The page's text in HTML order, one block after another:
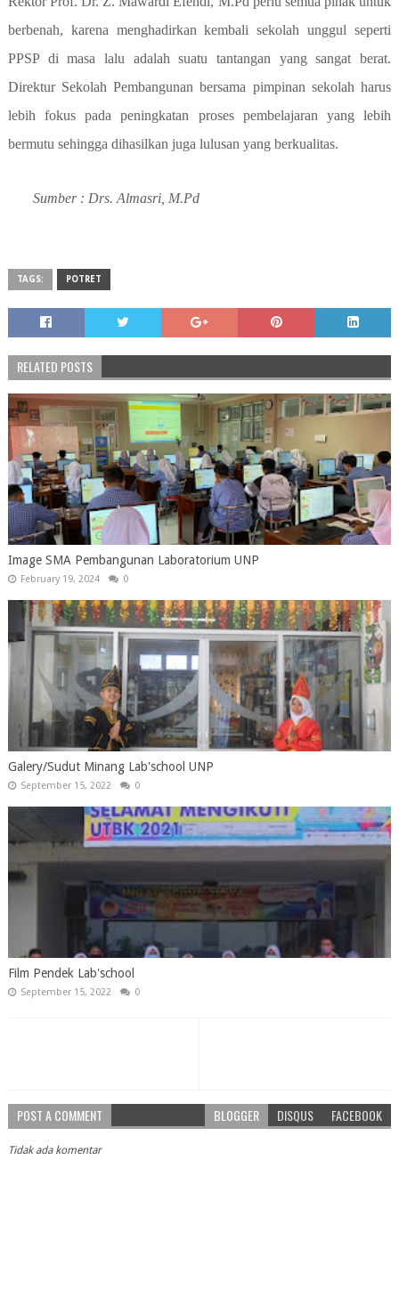
berbenah, karena menghadirkan kembali sekolah unggul seperti
PPSP di masa lalu adalah suatu tantangan yang sangat berat.
Direktur Sekolah Pembangunan bersama pimpinan sekolah harus
lebih fokus pada peningkatan proses pembelajaran yang lebih
bermutu sehingga dihasilkan juga lulusan yang berkualitas.
Sumber : Drs. Almasri, M.Pd
TAGS: POTRET
RELATED POSTS
Image SMA Pembangunan Laboratorium UNP
February 19, 2024 0
Galery/Sudut Minang Lab'school UNP
September 15, 2022 0
Film Pendek Lab'school
September 15, 2022 0
POST A COMMENT BLOGGER DISQUS FACEBOOK
Tidak ada komentar